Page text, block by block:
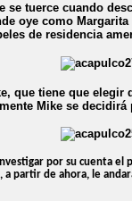
se tuerce cuando
oye como
de residencia
que tiene que elegir
Mike se decidirá
por su cuenta el
a partir de ahora, le